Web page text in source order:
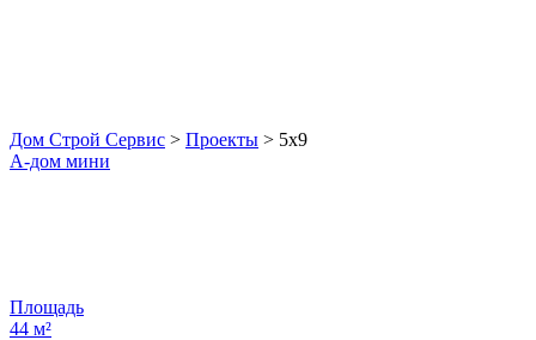
Дом Строй Сервис > Проекты > 5x9
А-дом мини
Площадь
44 м²